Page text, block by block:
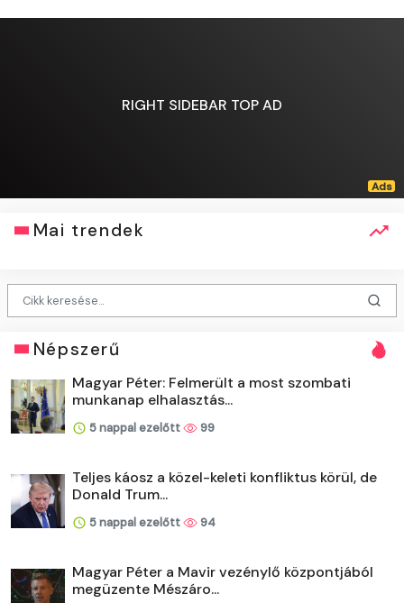
RIGHT SIDEBAR TOP AD
Mai trendek
Népszerű
Magyar Péter: Felmerült a most szombati
munkanap elhalasztás...
5 nappal ezelőtt 99
Teljes káosz a közel-keleti konfliktus körül, de
Donald Trum...
5 nappal ezelőtt 94
Magyar Péter a Mavir vezénylő központjából
megüzente Mészáro...